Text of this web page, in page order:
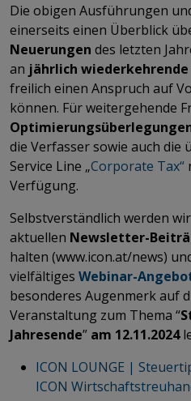
Die obigen Ausführungen
einerseits einen Überblick
Neuerungen des letzten
an jährlich wiederkehrende
freilich einen Anspruch auf
können. Für weitergehende
die Verfasser sowie auch
Service Line „Corporate Tax“
Verfügung.
Selbstverständlich werden
aktuellen Newsletter-
halten (www.icon.at/news)
vielfältiges Webinar-
besonderes Augenmerk auf
Veranstaltung zum Thema “
Jahresende” am 12.11.2024
ICON LOUNGE |
ICON